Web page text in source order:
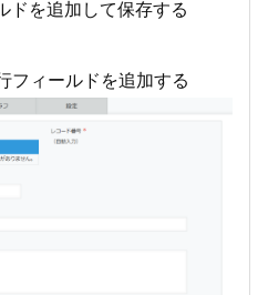
ドを追加して保存する
ィールドを追加する